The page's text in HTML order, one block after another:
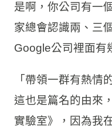
是啊，你公司有一
家總會認識兩、三
Google公司裡面有
「帶領一群有熱情
這也是篇名的由來
實驗室》，因為我